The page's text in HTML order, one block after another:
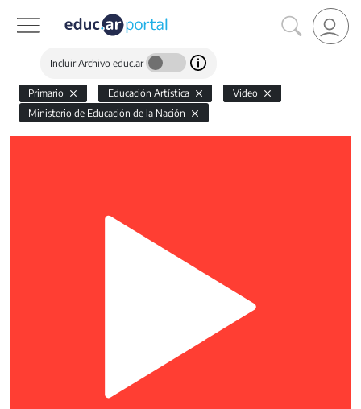
Incluir Archivo educ.ar
Primario Educación Artística
Video
Ministerio de Educación de la Nación